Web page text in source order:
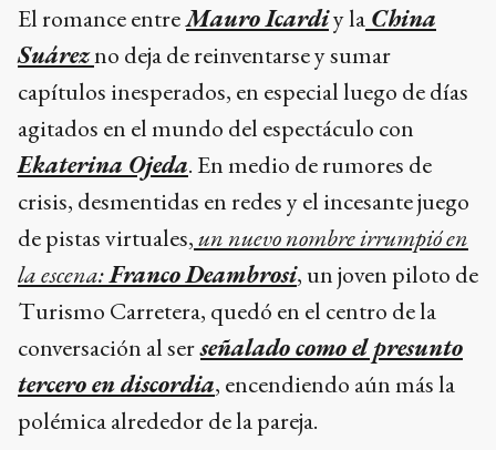
El romance entreMauro Icardiy la China
Suárezno deja de reinventarse y sumar
capítulos inesperados, en especial luego de días
agitados en el mundo del espectáculo con
Ekaterina Ojeda. En medio de rumores de
crisis, desmentidas en redes y el incesante juego
de pistas virtuales,un nuevo nombre irrumpió en
la escena:Franco Deambrosi, un joven piloto de
Turismo Carretera, quedó en el centro de la
conversación al serseñalado como el presunto
tercero en discordia, encendiendo aún más la
polémica alrededor de la pareja.